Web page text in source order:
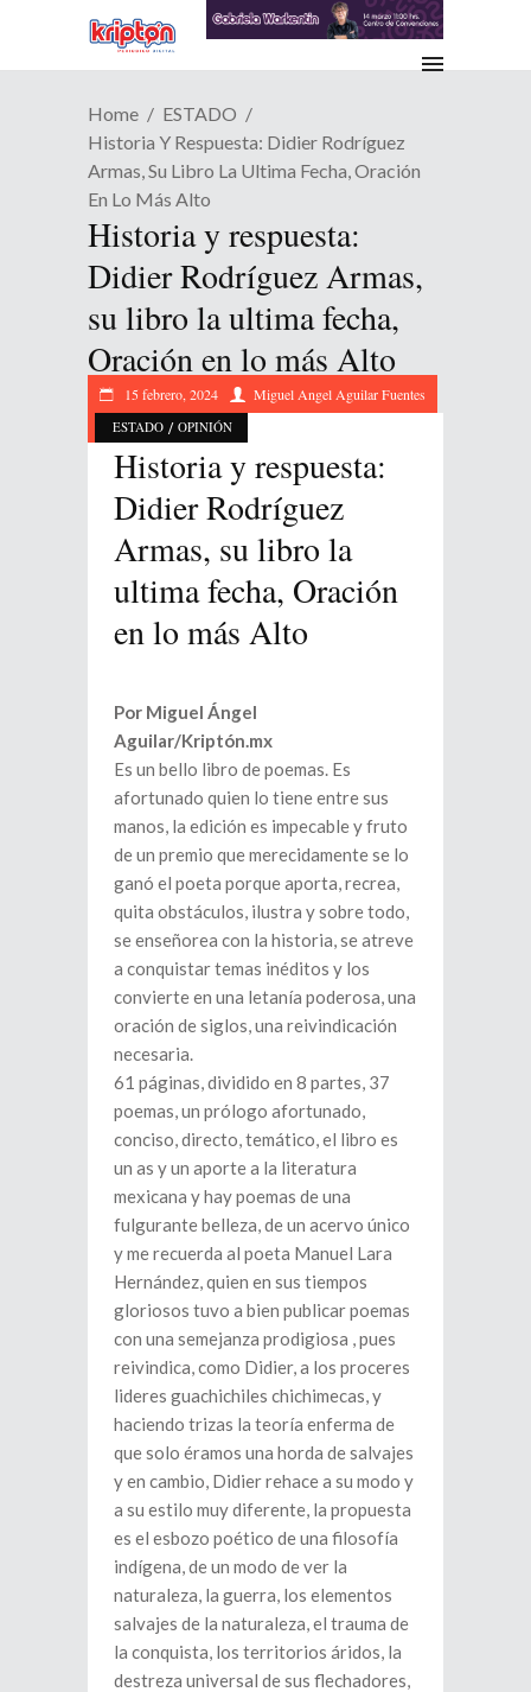
Home
ESTADO
Historia Y Respuesta: Didier Rodríguez
Armas, Su Libro La Ultima Fecha, Oración
En Lo Más Alto
Historia y respuesta:
Didier Rodríguez Armas,
su libro la ultima fecha,
Oración en lo más Alto
ESTADO / OPINIÓN
15 febrero, 2024 Miguel Angel Aguilar Fuentes
Historia y respuesta:
Didier Rodríguez
Armas, su libro la
ultima fecha, Oración
en lo más Alto
Por Miguel Ángel
Aguilar/Kriptón.mx
Es un bello libro de poemas. Es
afortunado quien lo tiene entre sus
manos, la edición es impecable y fruto
de un premio que merecidamente se lo
ganó el poeta porque aporta, recrea,
quita obstáculos, ilustra y sobre todo,
se enseñorea con la historia, se atreve
a conquistar temas inéditos y los
convierte en una letanía poderosa, una
oración de siglos, una reivindicación
necesaria.
61 páginas, dividido en 8 partes, 37
poemas, un prólogo afortunado,
conciso, directo, temático, el libro es
un as y un aporte a la literatura
mexicana y hay poemas de una
fulgurante belleza, de un acervo único
y me recuerda al poeta Manuel Lara
Hernández, quien en sus tiempos
gloriosos tuvo a bien publicar poemas
con una semejanza prodigiosa , pues
reivindica, como Didier, a los proceres
lideres guachichiles chichimecas, y
haciendo trizas la teoría enferma de
que solo éramos una horda de salvajes
y en cambio, Didier rehace a su modo y
a su estilo muy diferente, la propuesta
es el esbozo poético de una filosofía
indígena, de un modo de ver la
naturaleza, la guerra, los elementos
salvajes de la naturaleza, el trauma de
la conquista, los territorios áridos, la
destreza universal de sus flechadores,